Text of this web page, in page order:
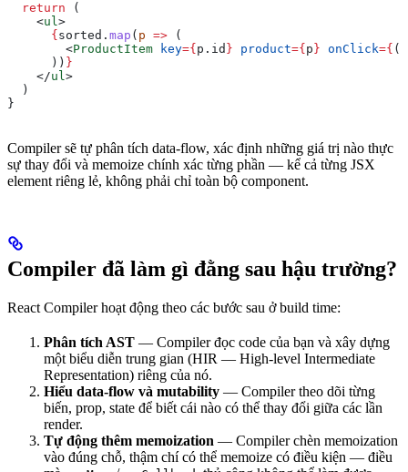
  return
(
    <
ul>
      {
sorted . map ( p => (
        <
ProductItem key={ p . id } product={ p } onClick={
      ))
}
    </
ul>
  )
}
Compiler sẽ tự phân tích data-flow, xác định những giá trị nào thực
sự thay đổi và memoize chính xác từng phần — kể cả từng JSX
element riêng lẻ, không phải chỉ toàn bộ component.
Compiler đã làm gì đằng sau hậu trường?
React Compiler hoạt động theo các bước sau ở build time:
Phân tích AST — Compiler đọc code của bạn và xây dựng
một biểu diễn trung gian (HIR — High-level Intermediate
Representation) riêng của nó.
Hiểu data-flow và mutability — Compiler theo dõi từng
biến, prop, state để biết cái nào có thể thay đổi giữa các lần
render.
Tự động thêm memoization — Compiler chèn memoization
vào đúng chỗ, thậm chí có thể memoize có điều kiện — điều